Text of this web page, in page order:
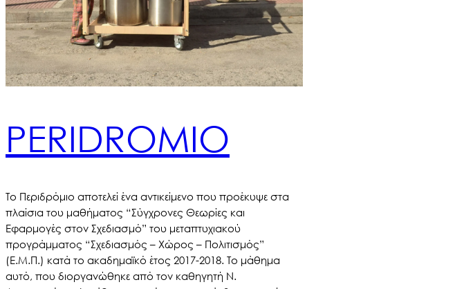
PERIDROMIO
Το Περιδρόμιο αποτελεί ένα αντικείμενο που προέκυψε στα
πλαίσια του μαθήματος “Σύγχρονες Θεωρίες και
Εφαρμογές στον Σχεδιασμό” του μεταπτυχιακού
προγράμματος “Σχεδιασμός – Χώρος – Πολιτισμός”
(Ε.Μ.Π.) κατά το ακαδημαϊκό έτος 2017-2018. Το μάθημα
αυτό, που διοργανώθηκε από τον καθηγητή Ν.